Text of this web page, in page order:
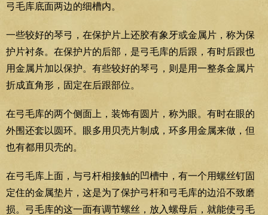
弓毛库底面两边的细槽内。
一些较好的琴弓，在保护片上还胶有象牙或金属片，称为保
护片衬条。在保护片的后部，是弓毛库的后跟，有时后跟也
用金属片加以保护。有些较好的琴弓，则是用一整条金属片
折成直角形，固定在后跟部位。
在弓毛库的两个侧面上，装饰有圆片，称为眼。有时在眼的
外围还套以圆环。眼多用贝壳片制成，环多用金属来做，但
也有都用贝壳的。
在弓毛库上面，与弓杆相接触的凹槽中，有一个用螺丝钉固
定住的金属垫片，这是为了保护弓杆和弓毛库的边沿不致磨
损。弓毛库的这一面有调节螺丝，放入螺母后，就能使弓毛